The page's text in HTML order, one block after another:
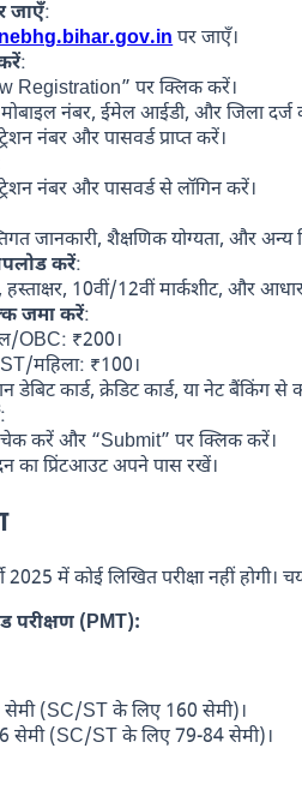
जाएँ:
पर जाएँ।
:
Registration” पर क्लिक करें।
नंबर, ईमेल आईडी, और जिला दर्ज
नंबर और पासवर्ड प्राप्त करें।
नंबर और पासवर्ड से लॉगिन करें।
जानकारी, शैक्षणिक योग्यता, और अन्य
करें:
हस्ताक्षर, 10वीं/12वीं मार्कशीट, और
जमा करें:
OBC: ₹200।
महिला: ₹100।
डेबिट कार्ड, क्रेडिट कार्ड, या नेट बैंकिंग से
:
चेक करें और “Submit” पर क्लिक करें।
का प्रिंटआउट अपने पास रखें।
2025 में कोई लिखित परीक्षा नहीं
परीक्षण (PMT):
(SC/ST के लिए 160 सेमी)।
सेमी (SC/ST के लिए 79-84 सेमी)।